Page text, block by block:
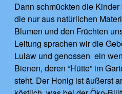
Dann schmückten die
die nur aus natürlichen
Blumen und den Früchten
Leitung sprachen wir die
Lulaw und genossen ein
Bienen, deren “Hütte” im
steht. Der Honig ist äußerst